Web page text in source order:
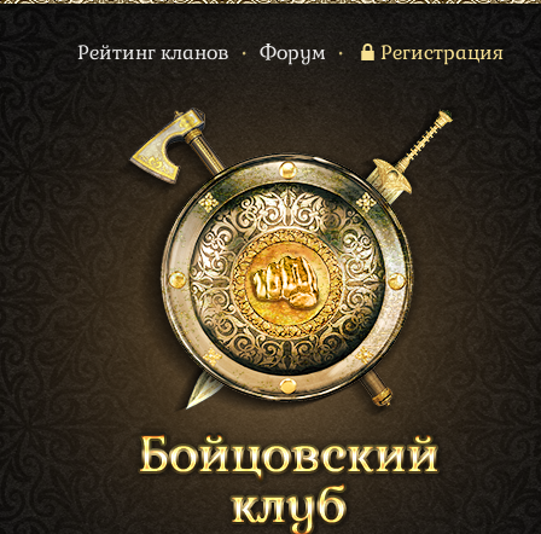
Рейтинг кланов • Форум • Регистрация